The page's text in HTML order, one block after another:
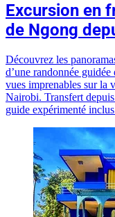
Excursion en
de Ngong
Découvrez les
d’une randonnée
vues imprenables sur la
Nairobi. Transfert
guide expérimenté